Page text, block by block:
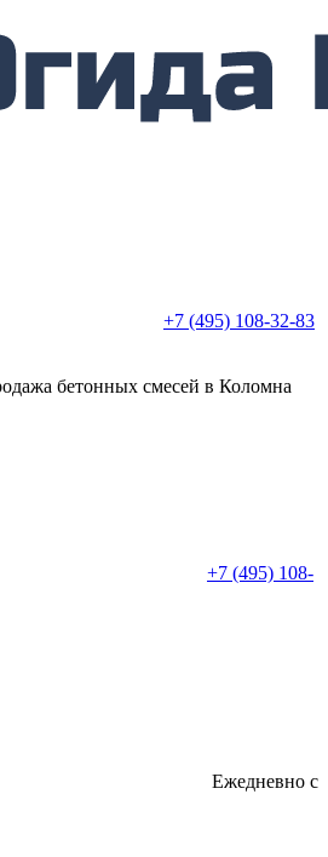
+7 (495) 108-32-83
бетонных смесей в Коломна
+7 (495) 108-
Ежедневно с